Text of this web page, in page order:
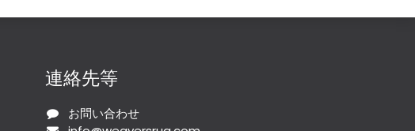
連絡先等
お問い合わせ